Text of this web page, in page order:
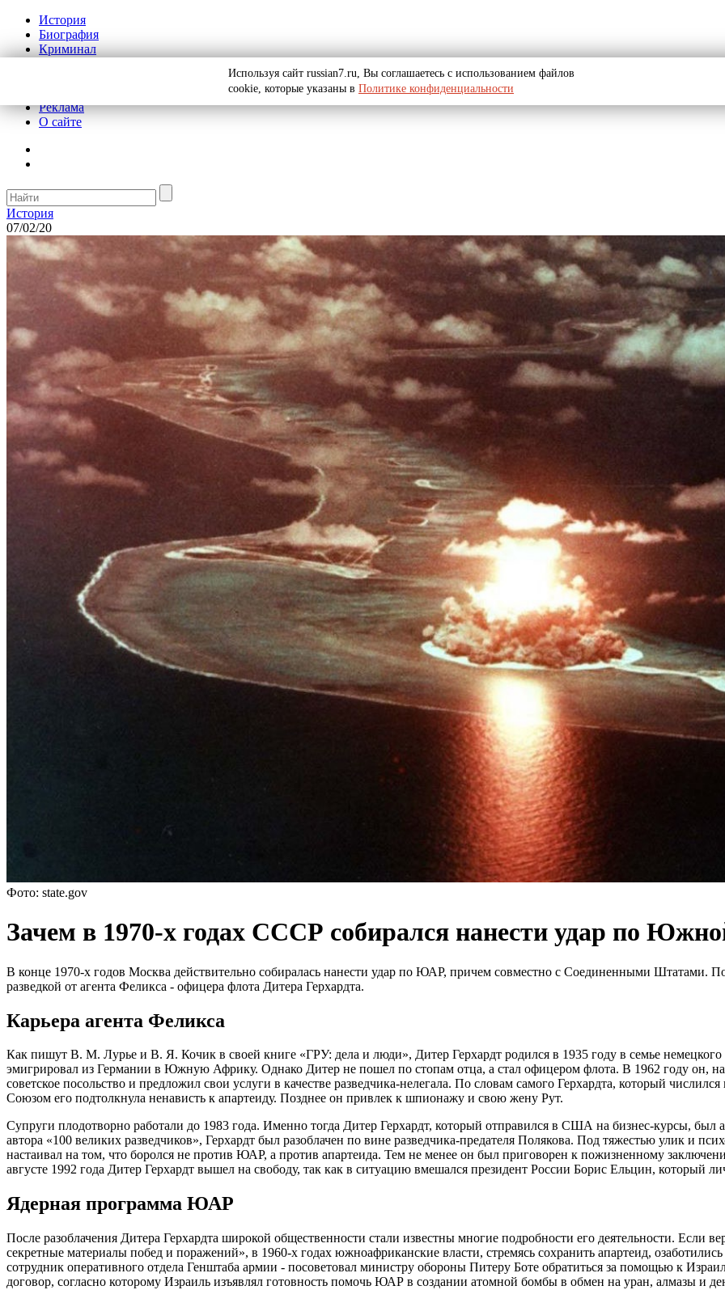
История
Биография
Криминал
Реклама
О сайте
История
07/02/20
Фото: state.gov
Зачем в 1970-х годах СССР собирался нанести удар по
В конце 1970-х годов Москва действительно собиралась нанести удар по ЮАР, причем совместно с Соединенными Штатами.
разведкой от агента Феликса - офицера флота Дитера Герхардта.
Карьера агента Феликса
Как пишут В. М. Лурье и В. Я. Кочик в своей книге «ГРУ: дела и люди», Дитер Герхардт родился в 1935 году в семье немецкого
эмигрировал из Германии в Южную Африку. Однако Дитер не пошел по стопам отца, а стал офицером флота. В 1962 году он,
советское посольство и предложил свои услуги в качестве разведчика-нелегала. По словам самого Герхардта, который
Союзом его подтолкнула ненависть к апартеиду. Позднее он привлек к шпионажу и свою жену Рут.
Супруги плодотворно работали до 1983 года. Именно тогда Дитер Герхардт, который отправился в США на бизнес-курсы,
автора «100 великих разведчиков», Герхардт был разоблачен по вине разведчика-предателя Полякова. Под тяжестью улик и
настаивал на том, что боролся не против ЮАР, а против апартеида. Тем не менее он был приговорен к пожизненному
августе 1992 года Дитер Герхардт вышел на свободу, так как в ситуацию вмешался президент России Борис Ельцин, который
Ядерная программа ЮАР
После разоблачения Дитера Герхардта широкой общественности стали известны многие подробности его деятельности. Если
секретные материалы побед и поражений», в 1960-х годах южноафриканские власти, стремясь сохранить апартеид,
сотрудник оперативного отдела Генштаба армии - посоветовал министру обороны Питеру Боте обратиться за помощью к
договор, согласно которому Израиль изъявлял готовность помочь ЮАР в создании атомной бомбы в обмен на уран, алмазы и
Используя сайт russian7.ru, Вы соглашаетесь с использованием файлов
cookie, которые указаны в Политике конфиденциальности